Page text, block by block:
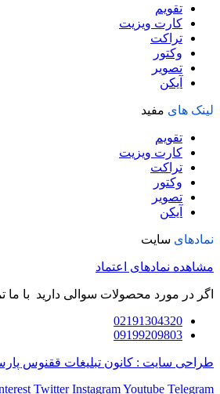
تقویم
کارت ویزیت
تراکت
وکتور
تصویر
آیکن
لینک های مفید
تقویم
کارت ویزیت
تراکت
وکتور
تصویر
آیکن
نمادهای سایت
مشاهده نمادهای اعتماد
اگر در مورد محصولات سوالی دارید با ما
02191304320
09199209803
طراحی سایت : کانون تبلیغات ققنوس
Twitter InstagramYoutube Telegram